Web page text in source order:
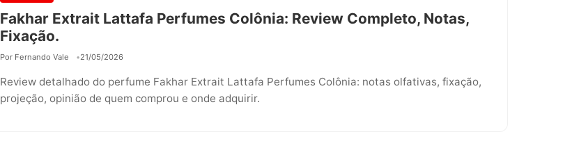
Fakhar Extrait Lattafa Perfumes Colônia: Review Completo, Notas,
Fixação.
Por Fernando Vale 21/05/2026
Review detalhado do perfume Fakhar Extrait Lattafa Perfumes Colônia: notas olfativas, fixação,
projeção, opinião de quem comprou e onde adquirir.